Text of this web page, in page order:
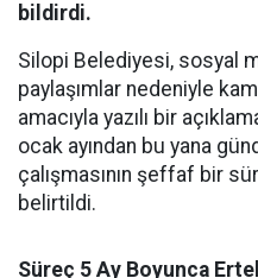
bildirdi.
Silopi Belediyesi, sosyal
paylaşımlar nedeniyle
amacıyla yazılı bir
ocak ayından bu yana
çalışmasının şeffaf bir
belirtildi.
Süreç 5 Ay Boyunca